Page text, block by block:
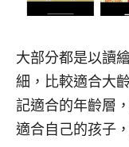
大部分都是以讀
細，比較適合大
記適合的年齡層
適合自己的孩子